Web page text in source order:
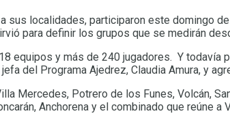
sus localidades, participaron este domingo
para definir los grupos que se medirán
equipos y más de 240 jugadores. Y
del Programa Ajedrez, Claudia Amura, y
Mercedes, Potrero de los Funes, Volcán,
Anchorena y el combinado que reúne